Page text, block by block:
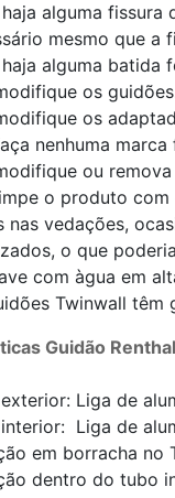
alguma
mesmo que a
alguma batida
os
os
nenhuma
ou
o produto
nas vedações,
o que
com àgua em
Twinwall
Guidão
Liga de
Liga de
em borracha no
dentro do tubo